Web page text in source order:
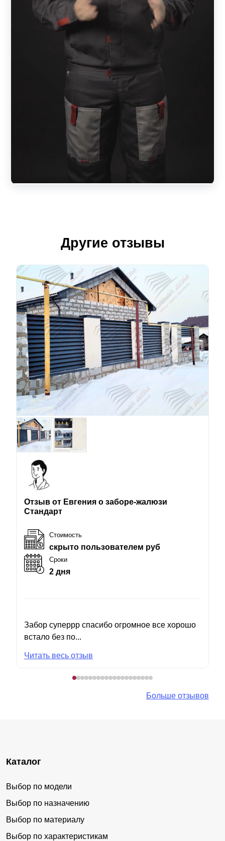
Другие отзывы
Отзыв от Евгения о заборе-жалюзи
Стандарт
Стоимость
скрыто пользователем руб
Сроки
2 дня
Забор суперрр спасибо огромное все хорошо
встало без по...
Читать весь отзыв
Больше отзывов
Каталог
Выбор по модели
Выбор по назначению
Выбор по материалу
Выбор по характеристикам